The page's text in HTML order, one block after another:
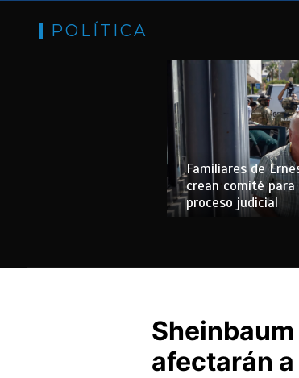
POLÍTICA
Familiares de
crean comité para
proceso judicial
afectarán a